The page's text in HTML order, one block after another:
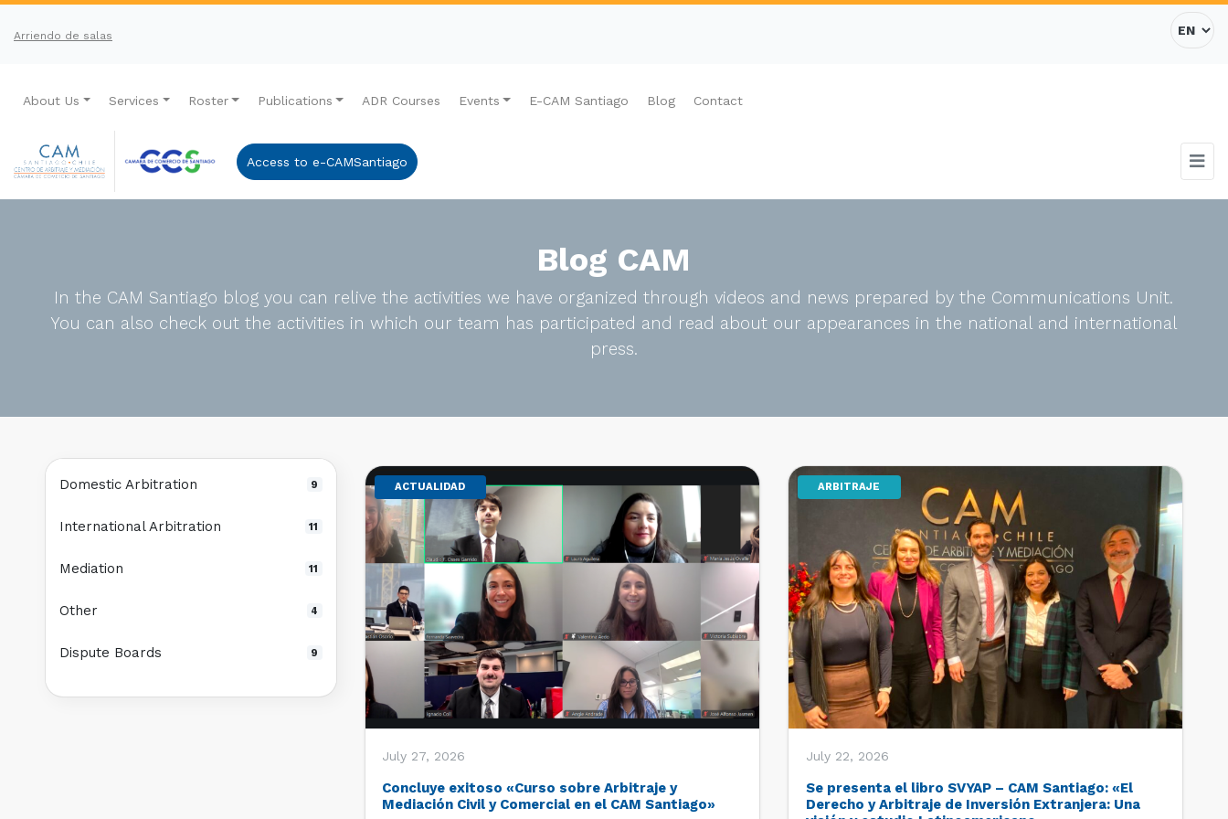
Arriendo de salas
About Us Services Roster Publications ADR Courses Events E-CAM Santiago Blog Contact
Access to e-CAMSantiago
Blog CAM
In the CAM Santiago blog you can relive the activities we have organized through videos and news prepared by the Communications Unit.
You can also check out the activities in which our team has participated and read about our appearances in the national and international
press.
ACTUALIDAD
July 27, 2026
Concluye exitoso «Curso sobre Arbitraje y
Mediación Civil y Comercial en el CAM Santiago»
ARBITRAJE
July 22, 2026
Se presenta el libro SVYAP – CAM Santiago: «El
Derecho y Arbitraje de Inversión Extranjera: Una
Domestic Arbitration 9
International Arbitration 11
Mediation 11
Other 4
Dispute Boards 9